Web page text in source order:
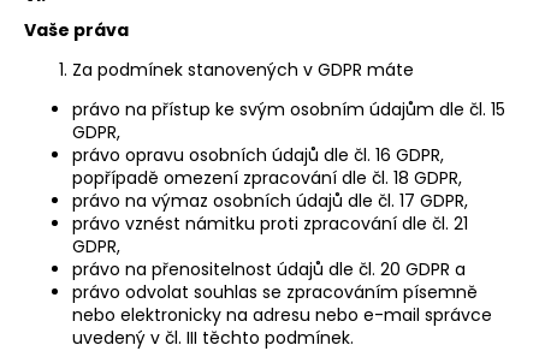
Vaše práva
Za podmínek stanovených v GDPR máte
právo na přístup ke svým osobním údajům dle čl. 15
GDPR,
právo opravu osobních údajů dle čl. 16 GDPR,
popřípadě omezení zpracování dle čl. 18 GDPR,
právo na výmaz osobních údajů dle čl. 17 GDPR,
právo vznést námitku proti zpracování dle čl. 21
GDPR,
právo na přenositelnost údajů dle čl. 20 GDPR a
právo odvolat souhlas se zpracováním písemně
nebo elektronicky na adresu nebo e-mail správce
uvedený v čl. III těchto podmínek.